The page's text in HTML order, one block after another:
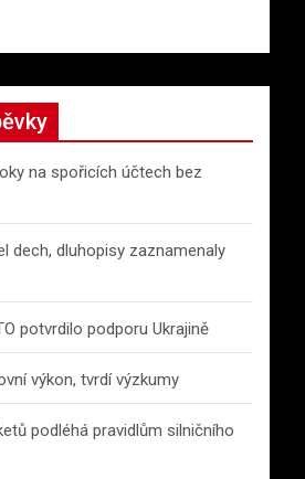
na spořicích účtech bez
dech, dluhopisy zaznamenaly
potvrdilo podporu Ukrajině
výkon, tvrdí výzkumy
podléhá pravidlům silničního